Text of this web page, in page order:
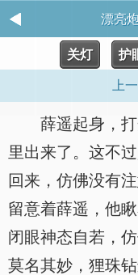
漂亮
关灯 护
上
薛遥起身，
里出来了。这不
回来，仿佛没有
留意着薛遥，他
闭眼神态自若，
莫名其妙，狸珠